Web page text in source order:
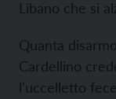
Libano che si
Quanta
Cardellino
l'uccelletto